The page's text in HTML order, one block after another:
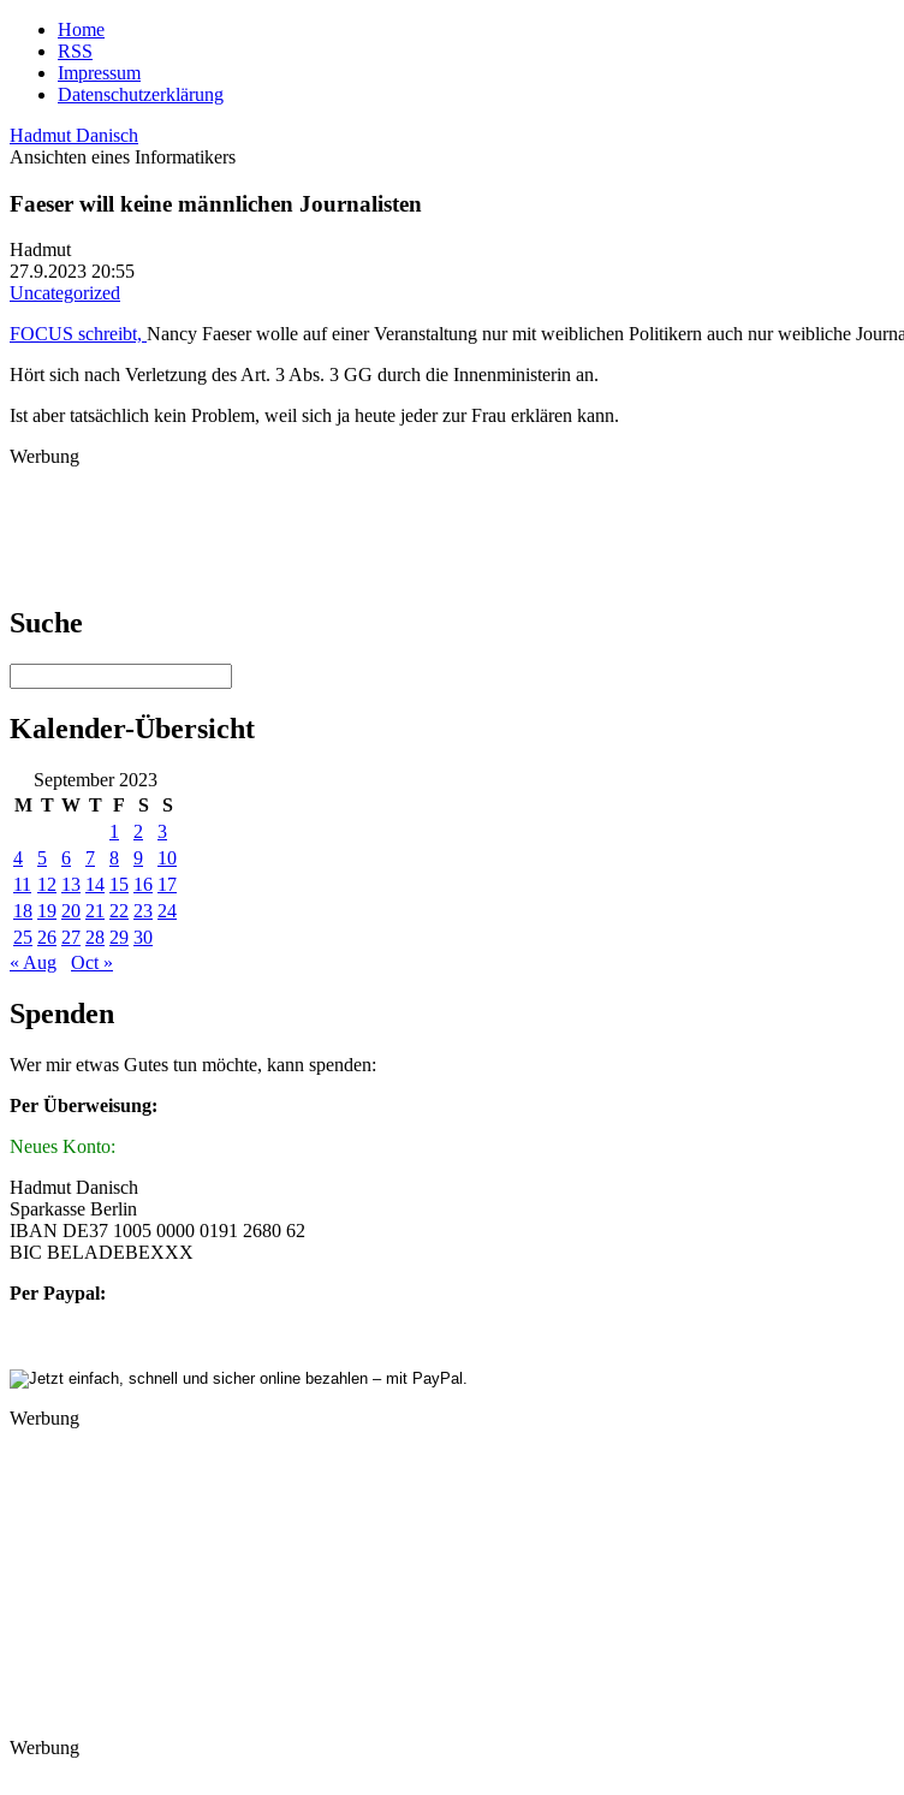
Home
RSS
Impressum
Datenschutzerklärung
Hadmut Danisch
Ansichten eines Informatikers
Faeser will keine männlichen Journalisten
Hadmut
27.9.2023 20:55
Uncategorized
FOCUS schreibt, Nancy Faeser wolle auf einer Veranstaltung nur mit weiblichen Politikern auch nur weibliche
Hört sich nach Verletzung des Art. 3 Abs. 3 GG durch die Innenministerin an.
Ist aber tatsächlich kein Problem, weil sich ja heute jeder zur Frau erklären kann.
Werbung
Suche
Kalender-Übersicht
September 2023
M T W T F S
S
1
2
3
4
5 6 7 8 9
10
11 12 13 14 15 16 17
18 19 20 21 22 23 24
25 26 27 28 29 30
« Aug
Oct »
Spenden
Wer mir etwas Gutes tun möchte, kann spenden:
Per Überweisung:
Neues Konto:
Hadmut Danisch
Sparkasse Berlin
IBAN DE37 1005 0000 0191 2680 62
BIC BELADEBEXXX
Per Paypal:
Werbung
Werbung